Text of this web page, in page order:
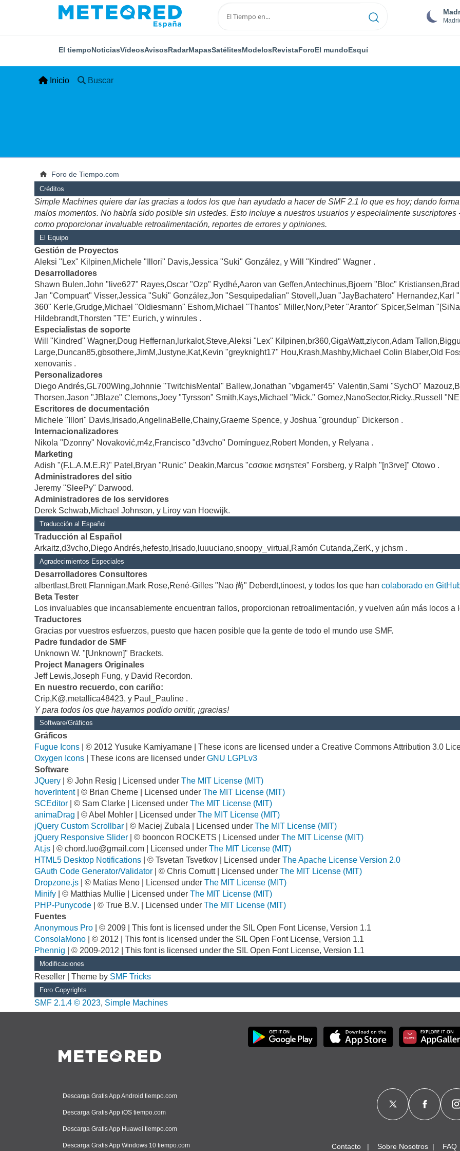
El tiempoNoticiasVídeosAvisosRadarMapasSatélitesModelosRevistaForoEl mundoEsquí
Inicio Buscar
Foro de Tiempo.com
Créditos
Simple Machines quiere dar las gracias a todos los que han ayudado a hacer de SMF 2.1 lo que es hoy; dando
malos momentos. No habría sido posible sin ustedes. Esto incluye a nuestros usuarios y especialmente
como proporcionar invaluable retroalimentación, reportes de errores y opiniones.
El Equipo
Gestión de Proyectos
Aleksi "Lex" Kilpinen,Michele "Illori" Davis,Jessica "Suki" González, y Will "Kindred" Wagner .
Desarrolladores
Shawn Bulen,John "live627" Rayes,Oscar "Ozp" Rydhé,Aaron van Geffen,Antechinus,Bjoern "Bloc"
Jan "Compuart" Visser,Jessica "Suki" González,Jon "Sesquipedalian" Stovell,Juan "JayBachatero"
360" Kerle,Grudge,Michael "Oldiesmann" Eshom,Michael "Thantos" Miller,Norv,Peter "Arantor" Spicer,Selman
Hildebrandt,Thorsten "TE" Eurich, y winrules .
Especialistas de soporte
Will "Kindred" Wagner,Doug Heffernan,lurkalot,Steve,Aleksi "Lex" Kilpinen,br360,GigaWatt,ziycon,Adam
Large,Duncan85,gbsothere,JimM,Justyne,Kat,Kevin "greyknight17" Hou,Krash,Mashby,Michael Colin Blaber,Old
xenovanis .
Personalizadores
Diego Andrés,GL700Wing,Johnnie "TwitchisMental" Ballew,Jonathan "vbgamer45" Valentin,Sami "SychO"
Thorsen,Jason "JBlaze" Clemons,Joey "Tyrsson" Smith,Kays,Michael "Mick." Gomez,NanoSector,Ricky.,Russell
Escritores de documentación
Michele "Illori" Davis,Irisado,AngelinaBelle,Chainy,Graeme Spence, y Joshua "groundup" Dickerson .
Internacionalizadores
Nikola "Dzonny" Novaković,m4z,Francisco "d3vcho" Domínguez,Robert Monden, y Relyana .
Marketing
Adish "(F.L.A.M.E.R)" Patel,Bryan "Runic" Deakin,Marcus "cσσкιє мσηѕтєя" Forsberg, y Ralph "[n3rve]" Otowo .
Administradores del sitio
Jeremy "SleePy" Darwood.
Administradores de los servidores
Derek Schwab,Michael Johnson, y Liroy van Hoewijk.
Traducción al Español
Traducción al Español
Arkaitz,d3vcho,Diego Andrés,hefesto,Irisado,luuuciano,snoopy_virtual,Ramón Cutanda,ZerK, y jchsm .
Agradecimientos Especiales
Desarrolladores Consultores
albertlast,Brett Flannigan,Mark Rose,René-Gilles "Nao 尚" Deberdt,tinoest, y todos los que hancolaborado en
Beta Tester
Los invaluables que incansablemente encuentran fallos, proporcionan retroalimentación, y vuelven aún más locos a
Traductores
Gracias por vuestros esfuerzos, puesto que hacen posible que la gente de todo el mundo use SMF.
Padre fundador de SMF
Unknown W. "[Unknown]" Brackets.
Project Managers Originales
Jeff Lewis,Joseph Fung, y David Recordon.
En nuestro recuerdo, con cariño:
Crip,K@,metallica48423, y Paul_Pauline .
Y para todos los que hayamos podido omitir, ¡gracias!
Software/Gráficos
Gráficos
Fugue Icons | © 2012 Yusuke Kamiyamane | These icons are licensed under a Creative Commons Attribution 3.0
Oxygen Icons | These icons are licensed underGNU LGPLv3
Software
JQuery | © John Resig | Licensed underThe MIT License (MIT)
hoverIntent| © Brian Cherne | Licensed underThe MIT License (MIT)
SCEditor | © Sam Clarke | Licensed underThe MIT License (MIT)
animaDrag | © Abel Mohler | Licensed underThe MIT License (MIT)
jQuery Custom Scrollbar | © Maciej Zubala | Licensed underThe MIT License (MIT)
jQuery Responsive Slider | © booncon ROCKETS | Licensed underThe MIT License (MIT)
At.js | ©chord.luo@gmail.com | Licensed underThe MIT License (MIT)
HTML5 Desktop Notifications | © Tsvetan Tsvetkov | Licensed underThe Apache License Version 2.0
GAuth Code Generator/Validator | © Chris Cornutt | Licensed underThe MIT License (MIT)
Dropzone.js | © Matias Meno | Licensed underThe MIT License (MIT)
Minify | © Matthias Mullie | Licensed underThe MIT License (MIT)
PHP-Punycode | © True B.V. | Licensed underThe MIT License (MIT)
Fuentes
Anonymous Pro | © 2009 | This font is licensed under the SIL Open Font License, Version 1.1
ConsolaMono | © 2012 | This font is licensed under the SIL Open Font License, Version 1.1
Phennig | © 2009-2012 | This font is licensed under the SIL Open Font License, Version 1.1
Modificaciones
Reseller | Theme by SMF Tricks
Foro Copyrights
SMF 2.1.4 © 2023, Simple Machines
Descarga Gratis App Android tiempo.com
Descarga Gratis App iOS tiempo.com
Descarga Gratis App Huawei tiempo.com
Descarga Gratis App Windows 10 tiempo.com Contacto Sobre Nosotros FAQ